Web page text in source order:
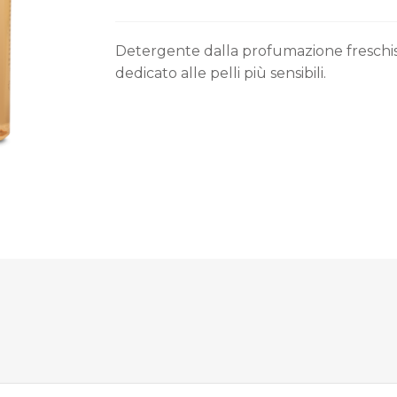
Detergente dalla profumazione
dedicato alle pelli più sensibili.